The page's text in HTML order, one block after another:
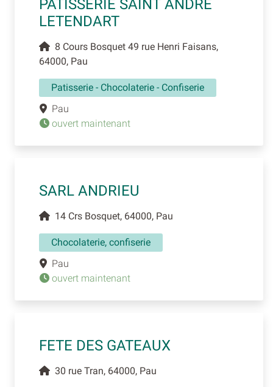
PATISSERIE SAINT ANDRE
LETENDART
8 Cours Bosquet 49 rue Henri Faisans,
64000, Pau
Patisserie - Chocolaterie - Confiserie
Pau
ouvert maintenant
SARL ANDRIEU
14 Crs Bosquet, 64000, Pau
Chocolaterie, confiserie
Pau
ouvert maintenant
FETE DES GATEAUX
30 rue Tran, 64000, Pau